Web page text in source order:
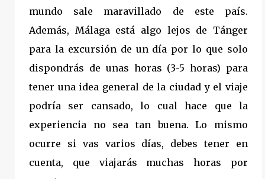
mundo sale maravillado de este país.
Además, Málaga está algo lejos de Tánger
para la excursión de un día por lo que solo
dispondrás de unas horas (3-5 horas) para
tener una idea general de la ciudad y el viaje
podría ser cansado, lo cual hace que la
experiencia no sea tan buena. Lo mismo
ocurre si vas varios días, debes tener en
cuenta, que viajarás muchas horas por